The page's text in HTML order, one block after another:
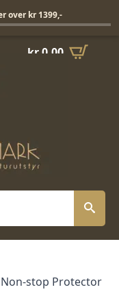
kr0,00
Non-stop Protector
over kr 1399,-